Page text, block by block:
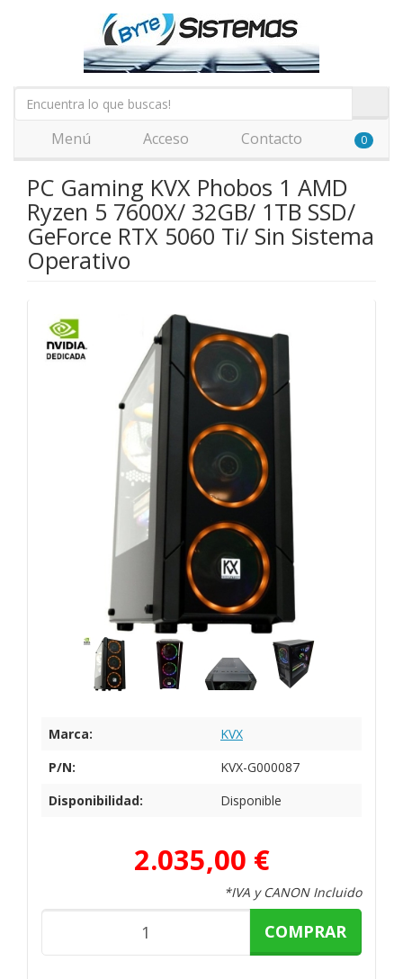
Menú Acceso Contacto 0
PC Gaming KVX Phobos 1 AMD
Ryzen 5 7600X/ 32GB/ 1TB SSD/
GeForce RTX 5060 Ti/ Sin Sistema
Operativo
Marca:
KVX
P/N:
KVX-G000087
Disponibilidad:
Disponible
2.035,00 €
*IVA y CANON Incluido
COMPRAR